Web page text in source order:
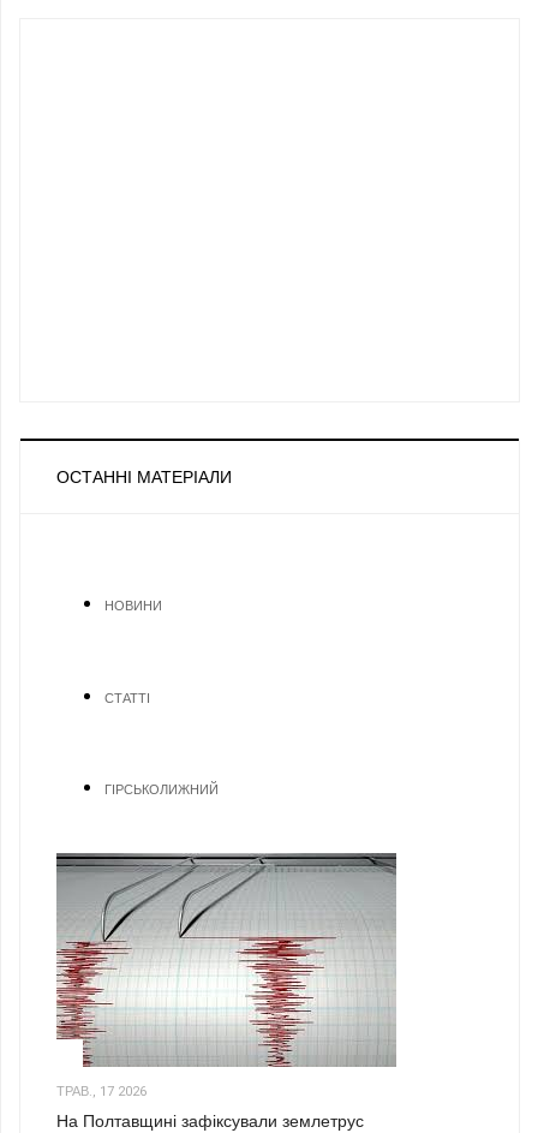
ОСТАННІ МАТЕРІАЛИ
НОВИНИ
СТАТТІ
ГІРСЬКОЛИЖНИЙ
ТРАВ., 17 2026
На Полтавщині зафіксували землетрус